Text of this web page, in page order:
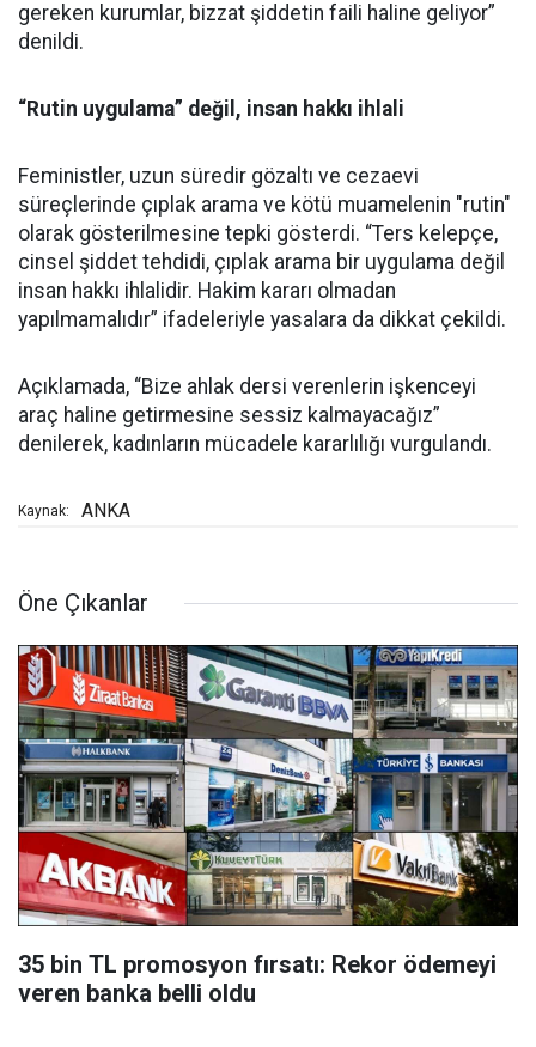
gereken kurumlar, bizzat şiddetin faili haline geliyor”
denildi.
“Rutin uygulama” değil, insan hakkı ihlali
Feministler, uzun süredir gözaltı ve cezaevi
süreçlerinde çıplak arama ve kötü muamelenin "rutin"
olarak gösterilmesine tepki gösterdi. “Ters kelepçe,
cinsel şiddet tehdidi, çıplak arama bir uygulama değil
insan hakkı ihlalidir. Hakim kararı olmadan
yapılmamalıdır” ifadeleriyle yasalara da dikkat çekildi.
Açıklamada, “Bize ahlak dersi verenlerin işkenceyi
araç haline getirmesine sessiz kalmayacağız”
denilerek, kadınların mücadele kararlılığı vurgulandı.
Kaynak: ANKA
Öne Çıkanlar
35 bin TL promosyon fırsatı: Rekor ödemeyi
veren banka belli oldu